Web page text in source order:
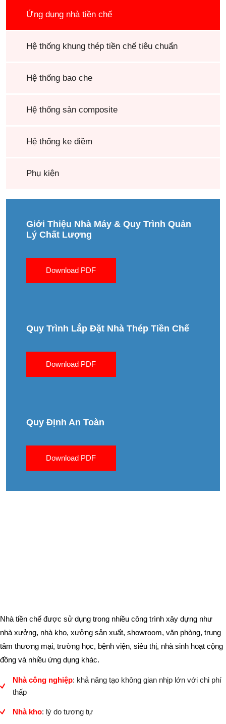
Ứng dụng nhà tiền chế
Hệ thống khung thép tiền chế tiêu chuẩn
Hệ thống bao che
Hệ thống sàn composite
Hệ thống ke diềm
Phụ kiện
Giới Thiệu Nhà Máy & Quy Trình Quản
Lý Chất Lượng
Download PDF
Quy Trình Lắp Đặt Nhà Thép Tiền Chế
Download PDF
Quy Định An Toàn
Download PDF
Nhà tiền chế được sử dụng trong nhiều công trình xây dựng như
nhà xưởng, nhà kho, xưởng sản xuất, showroom, văn phòng, trung
tâm thương mại, trường học, bệnh viện, siêu thị, nhà sinh hoạt cộng
đồng và nhiều ứng dụng khác.
Nhà công nghiệp: khả năng tạo không gian nhịp lớn với chi phí
thấp
Nhà kho: lý do tương tự